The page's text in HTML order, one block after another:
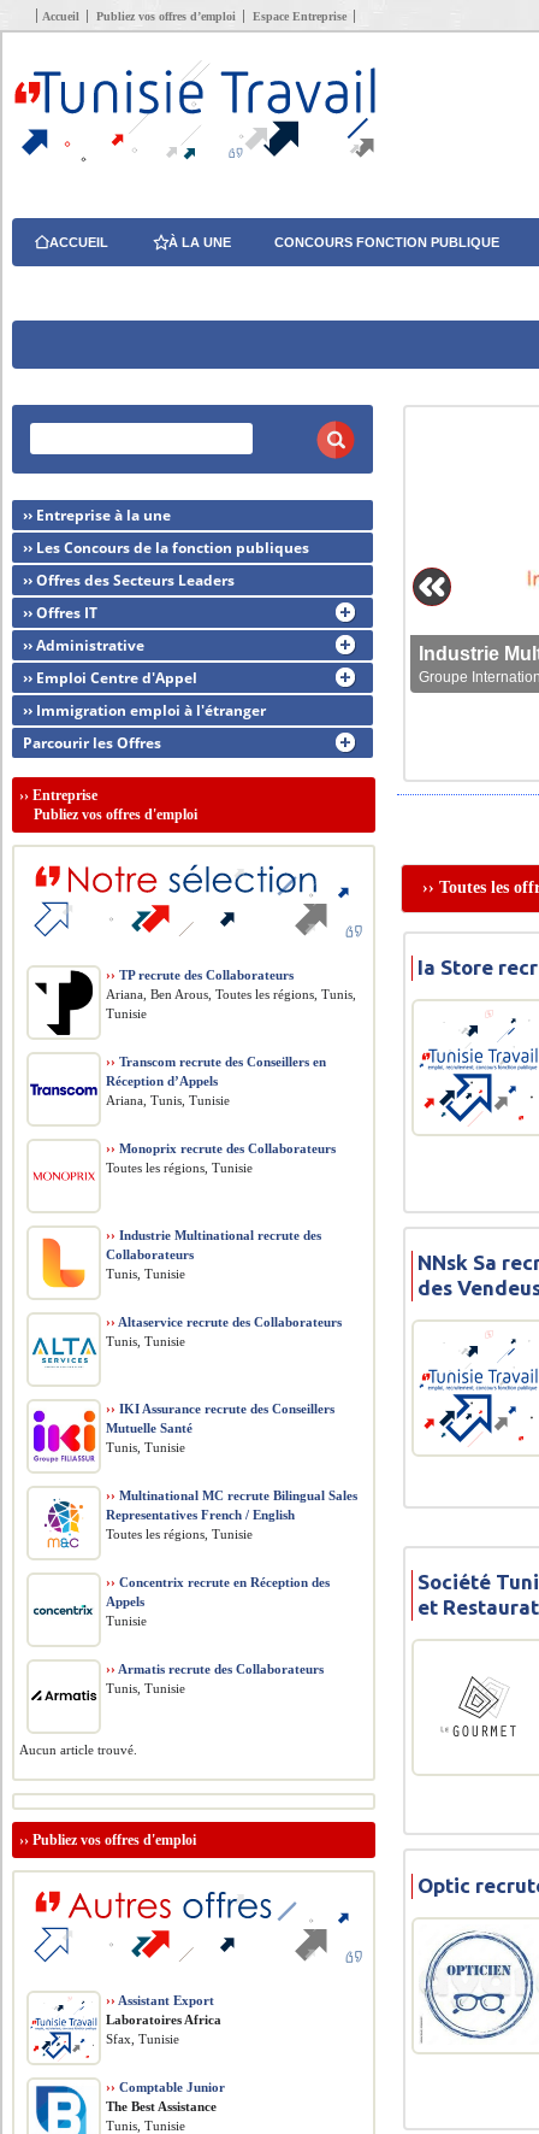
Accueil Publiez vos offres d’emploi Espace Entreprise
ACCUEIL À LA UNE CONCOURS FONCTION PUBLIQUE
Groupe
›› Toutes les
Ia Store
NNsk Sa
des
Société
et
Optic
›› Entreprise à la une
›› Les Concours de la fonction publiques
›› Offres des Secteurs Leaders
›› Offres IT
›› Administrative
›› Emploi Centre d'Appel
›› Immigration emploi à l'étranger
Parcourir les Offres
››Entreprise
Publiez vos offres d'emploi
›› TP recrute des Collaborateurs
Ariana, Ben Arous, Toutes les régions, Tunis,
Tunisie
›› Transcom recrute des Conseillers en
Réception d’Appels
Ariana, Tunis, Tunisie
›› Monoprix recrute des Collaborateurs
Toutes les régions, Tunisie
›› Industrie Multinational recrute des
Collaborateurs
Tunis, Tunisie
›› Altaservice recrute des Collaborateurs
Tunis, Tunisie
›› IKI Assurance recrute des Conseillers
Mutuelle Santé
Tunis, Tunisie
›› Multinational MC recrute Bilingual Sales
Representatives French / English
Toutes les régions, Tunisie
›› Concentrix recrute en Réception des
Appels
Tunisie
›› Armatis recrute des Collaborateurs
Tunis, Tunisie
Aucun article trouvé.
››Publiez vos offres d'emploi
›› Assistant Export
Laboratoires Africa
Sfax, Tunisie
›› Comptable Junior
The Best Assistance
Tunis, Tunisie